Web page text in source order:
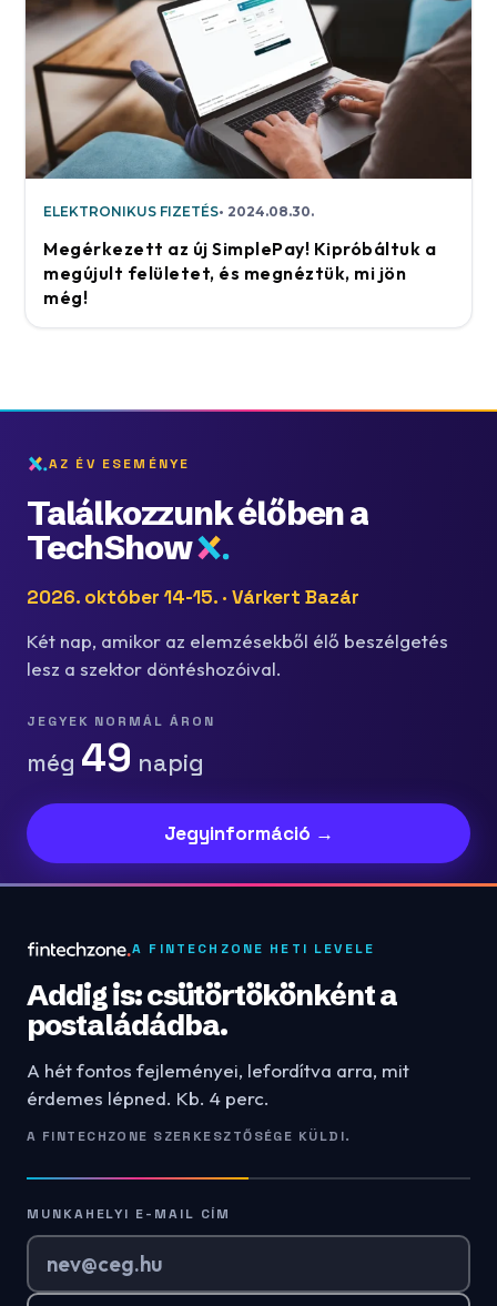
ELEKTRONIKUS FIZETÉS 2024.08.30.
Megérkezett az új SimplePay! Kipróbáltuk a
megújult felületet, és megnéztük, mi jön
még!
AZ ÉV ESEMÉNYE
Találkozzunk élőben a
TechShow
2026. október 14-15. · Várkert Bazár
Két nap, amikor az elemzésekből élő beszélgetés
lesz a szektor döntéshozóival.
JEGYEK NORMÁL ÁRON
még 49 napig
Jegyinformáció →
A FINTECHZONE HETI LEVELE
Addig is: csütörtökönként a
postaládádba.
A hét fontos fejleményei, lefordítva arra, mit
érdemes lépned. Kb. 4 perc.
A FINTECHZONE SZERKESZTŐSÉGE KÜLDI.
MUNKAHELYI E-MAIL CÍM